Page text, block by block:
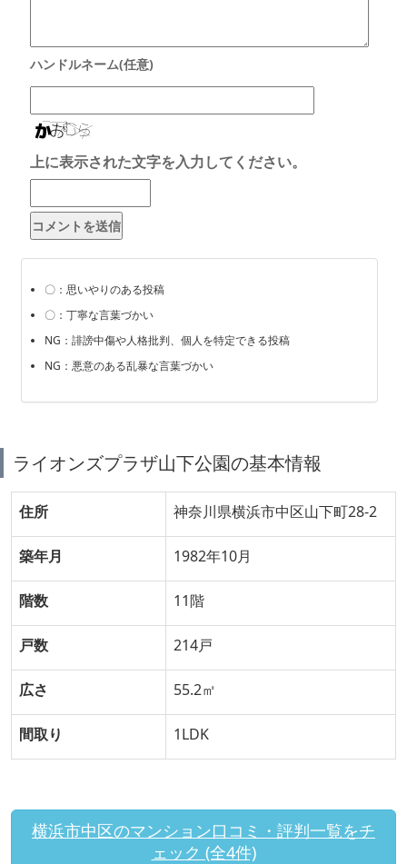
上に表示された文字を入力してください。
〇：思いやりのある投稿
〇：丁寧な言葉づかい
NG：誹謗中傷や人格批判、個人を特定できる投稿
NG：悪意のある乱暴な言葉づかい
ライオンズプラザ山下公園の基本情報
住所 神奈川県横浜市中区山下町28-2
築年月 1982年10月
階数 11階
戸数 214戸
広さ 55.2㎡
間取り 1LDK
横浜市中区のマンション口コミ・評判一覧をチ
ェック (全4件)